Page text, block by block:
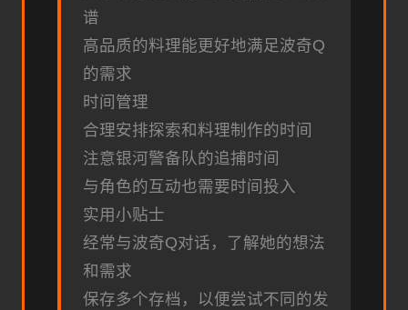
谱
高品质的料理能更好地满足波奇Q
的需求
时间管理
合理安排探索和料理制作的时间
注意银河警备队的追捕时间
与角色的互动也需要时间投入
实用小贴士
经常与波奇Q对话，了解她的想法
和需求
保存多个存档，以便尝试不同的发